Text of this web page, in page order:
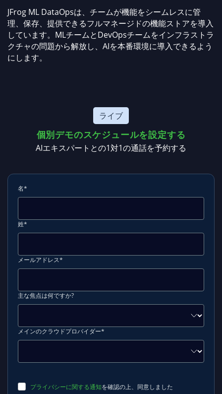
JFrog ML DataOpsは、チームが機能をシームレスに管
理、保存、提供できるフルマネージドの機能ストアを導入
しています。MLチームとDevOpsチームをインフラストラ
クチャの問題から解放し、AIを本番環境に導入できるよう
にします。
ライブ
個別デモのスケジュールを設定する
AIエキスパートとの1対1の通話を予約する
名*
姓*
メールアドレス*
主な焦点は何ですか?
メインのクラウドプロバイダー*
プライバシーに関する通知を確認の上、同意しました